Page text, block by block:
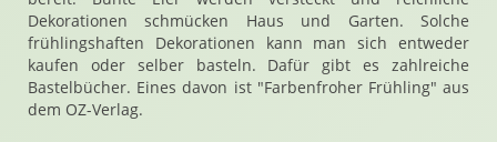
Dekorationen schmücken Haus und Garten. Solche
frühlingshaften Dekorationen kann man sich entweder
kaufen oder selber basteln. Dafür gibt es zahlreiche
Bastelbücher. Eines davon ist "Farbenfroher Frühling" aus
dem OZ-Verlag.